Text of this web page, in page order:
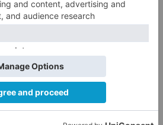
Villatoro da el primer paso para
dejar atrás su aislamiento con el
ciclista
Un hombre de 80 años resulta
herido en Burgos tras la colisión
entre un turismo y un camión